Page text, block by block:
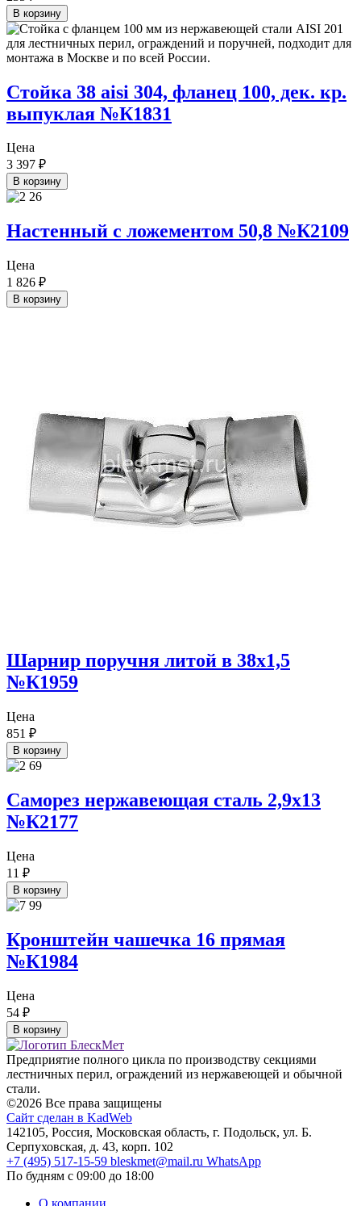
В корзину
Стойка 38 aisi 304, фланец 100, дек. кр.
выпуклая №К1831
Цена
3 397 ₽
В корзину
Настенный с ложементом 50,8 №К2109
Цена
1 826 ₽
В корзину
Шарнир поручня литой в 38х1,5
№К1959
Цена
851 ₽
В корзину
Саморез нержавеющая сталь 2,9х13
№К2177
Цена
11 ₽
В корзину
Кронштейн чашечка 16 прямая
№К1984
Цена
54 ₽
В корзину
Предприятие полного цикла по производству секциями
лестничных перил, ограждений из нержавеющей и обычной
стали.
©2026 Все права защищены
Сайт сделан в KadWeb
142105, Россия, Московская область, г. Подольск, ул. Б.
Серпуховская, д. 43, корп. 102
+7 (495) 517-15-59 bleskmet@mail.ru WhatsApp
По будням с 09:00 до 18:00
О компании